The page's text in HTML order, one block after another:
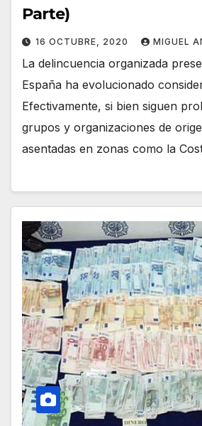
Parte)
16 OCTUBRE, 2020 MIGUEL
La delincuencia organizada
España ha evolucionado
Efectivamente, si bien siguen
grupos y organizaciones de
asentadas en zonas como la